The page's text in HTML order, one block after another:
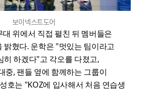
보이넥스트도어
대 위에서 직접 펼친 뒤 멤버들은
밝혔다. 운학은 "멋있는 팀이라고
히 하겠다"고 각오를 다졌고,
중, 팬들 옆에 함께하는 그룹이
호는 "KOZ에 입사해서 처음 연습생